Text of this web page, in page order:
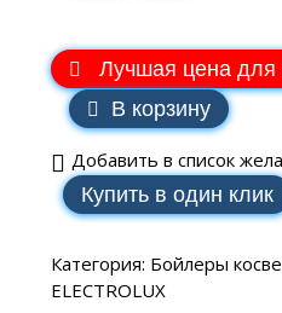
Лучшая цена для
В корзину
Добавить в список
Купить в один клик
Категория: Бойлеры
ELECTROLUX